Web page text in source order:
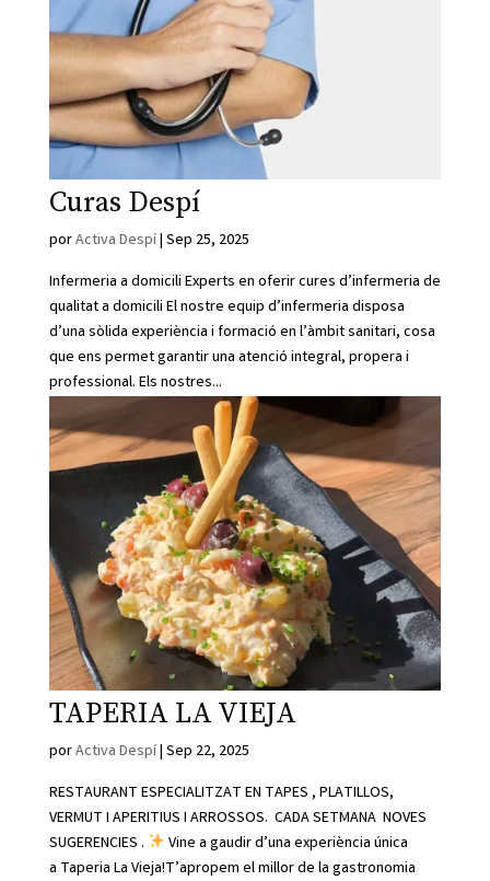
Curas Despí
porActiva Despí| Sep 25, 2025
Infermeria a domicili Experts en oferir cures d’infermeria de
qualitat a domicili El nostre equip d’infermeria disposa
d’una sòlida experiència i formació en l’àmbit sanitari, cosa
que ens permet garantir una atenció integral, propera i
professional. Els nostres...
TAPERIA LA VIEJA
porActiva Despí| Sep 22, 2025
RESTAURANT ESPECIALITZAT EN TAPES , PLATILLOS,
VERMUT I APERITIUS I ARROSSOS. CADA SETMANA NOVES
SUGERENCIES .
Vine a gaudir d’una experiència única
a Taperia La Vieja!T’apropem el millor de la gastronomia